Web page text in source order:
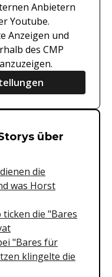
Anbietern
Youtube.
Anzeigen und
des CMP
über
die
was Horst
ticken die "Bares
"Bares für
klingelte die